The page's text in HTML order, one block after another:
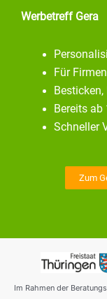
Werbetreff Gera
Für
Bereits ab
Schneller
Zum
Im Rahmen der